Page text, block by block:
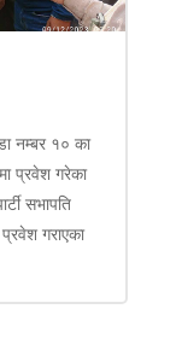
नम्बर १० का
प्रवेश गरेका
सभापति
गराएका